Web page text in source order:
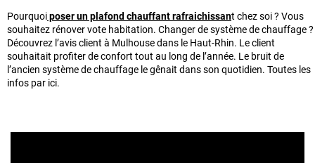
Pourquoiposer un plafond chauffant rafraichissant chez soi ? Vous
souhaitez rénover vote habitation. Changer de système de chauffage ?
Découvrez l’avis client à Mulhouse dans le Haut-Rhin. Le client
souhaitait profiter de confort tout au long de l’année. Le bruit de
l’ancien système de chauffage le gênait dans son quotidien. Toutes les
infos par ici.